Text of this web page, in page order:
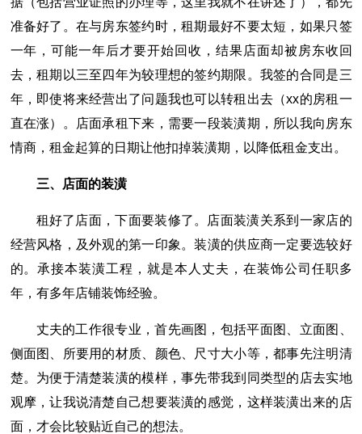
准备好了。在与房东签约时，租期最好不要太短，如果只签
一年，可能一年后才要开始回收，结果店面却被房东收回
去，租期以三至四年为较理想的签约期限。我签的合同是三
年，即使将来经营出了问题我也可以转租出去（xx的房租一
直在涨）。店面承租下来，需要一段装潢期，所以我向房东
情商，租金起算的日期让他扣掉装潢期，以降低租金支出。
三、店面的装潢
租好了店面，下面要装修了。店面装潢关系到一家店的
经营风格，及外观的第一印象。装潢的供应商一定要选较好
的。承接本装潢工程，就是本人丈夫，在装饰公司任职多
年，有多年店铺装饰经验。
丈夫的工作很专业，首先画图，包括平面图、立面图、
侧面图、所要用的材质、颜色、尺寸大小等，都事先注明清
楚。为便于清楚装潢的模样，事先带我到同类型的店去实地
观摩，让我说清楚自己想要装潢的感觉，这样装潢出来的店
面，才会比较贴近自己的想法。